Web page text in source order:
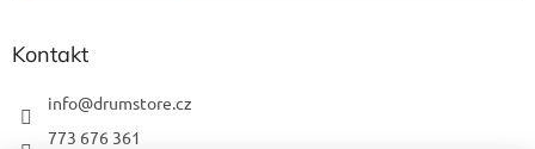
Kontakt
info@drumstore.cz
773 676 361